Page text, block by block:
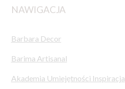
NAWIGACJA
Barbara Decor
Barima Artisanal
Akademia Umiejętności Inspiracja